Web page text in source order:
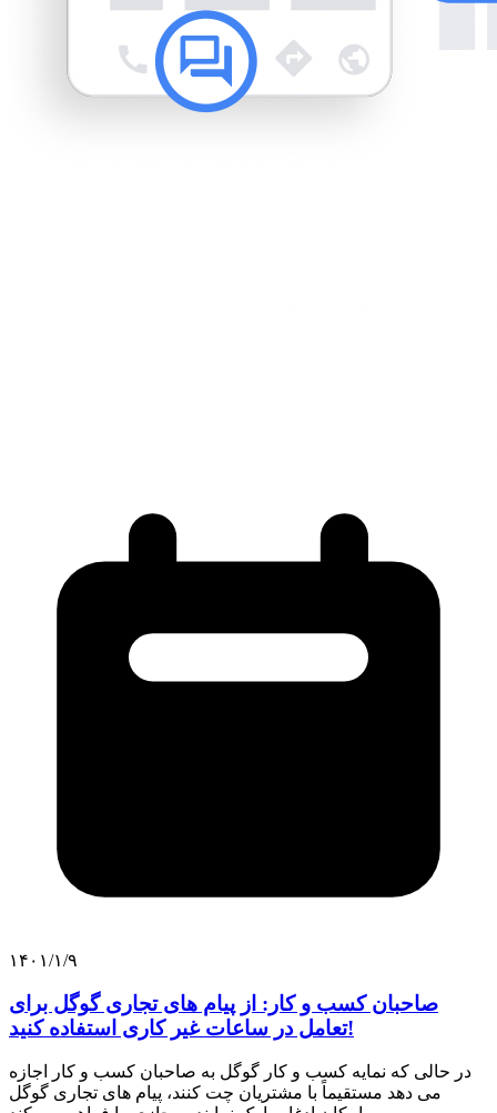
۱۴۰۱/۱/۹
صاحبان کسب و کار: از پیام های تجاری گوگل برای
تعامل در ساعات غیر کاری استفاده کنید!
در حالی که نمایه کسب و کار گوگل به صاحبان کسب و کار اجازه
می دهد مستقیماً با مشتریان چت کنند، پیام های تجاری گوگل